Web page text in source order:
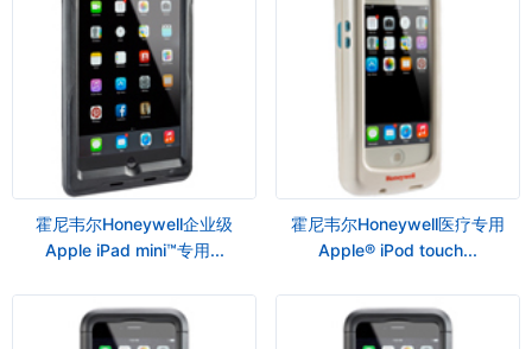
霍尼韦尔Honeywell企业级
Apple iPad mini™专用...
霍尼韦尔Honeywell医疗专用
Apple® iPod touch...